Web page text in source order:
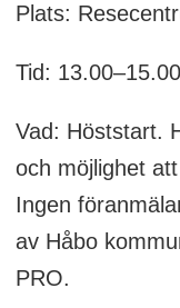
Plats:
Tid: 13.00–15.00
Vad: Höststart.
och möjlighet
Ingen
av Håbo
PRO.